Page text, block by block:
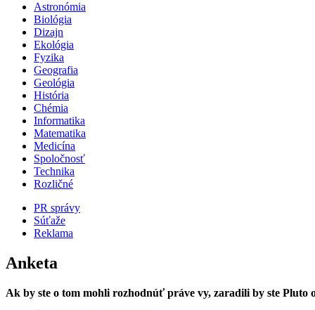
Astronómia
Biológia
Dizajn
Ekológia
Fyzika
Geografia
Geológia
História
Chémia
Informatika
Matematika
Medicína
Spoločnosť
Technika
Rozličné
PR správy
Súťaže
Reklama
Anketa
Ak by ste o tom mohli rozhodnúť práve vy, zaradili by ste Pluto